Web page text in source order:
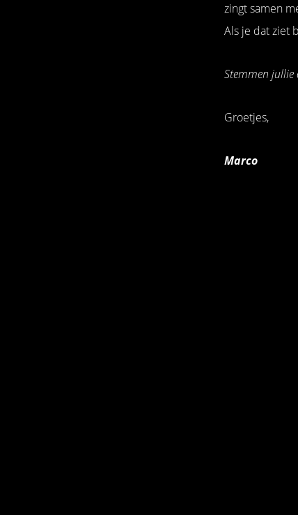
zingt samen
Als je dat ziet
Stemmen jullie
Groetjes,
Marco